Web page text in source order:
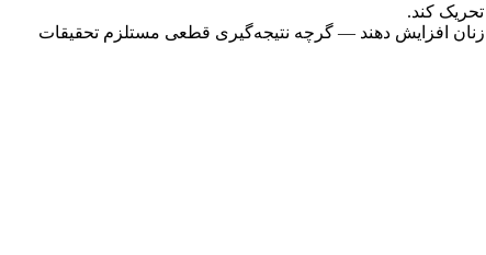
کند.
افزایش دهند — گرچه نتیجه‌گیری قطعی مستلزم تحقیقات